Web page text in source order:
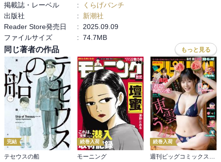
掲載誌・レーベル :
くらげバンチ
出版社
:
新潮社
Reader Store発売日
:
2025.09.09
ファイルサイズ
: 74.7MB
同じ著者の作品 もっと見る
完結
テセウスの船
続巻入荷
モーニング
続巻入荷
週刊ビッグコミックスピリッツ